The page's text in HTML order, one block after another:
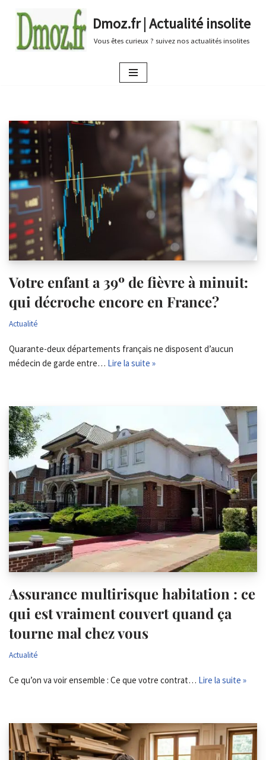
au
Dmoz.fr | Actualité insolite
Vous êtes curieux ? suivez nos actualités insolites
Votre enfant a 39º de fièvre à minuit:
qui décroche encore en France?
Actualité
Quarante-deux départements français ne disposent d’aucun
médecin de garde entre… Lire la suite »
Assurance multirisque habitation : ce
qui est vraiment couvert quand ça
tourne mal chez vous
Actualité
Ce qu’on va voir ensemble : Ce que votre contrat… Lire la suite »